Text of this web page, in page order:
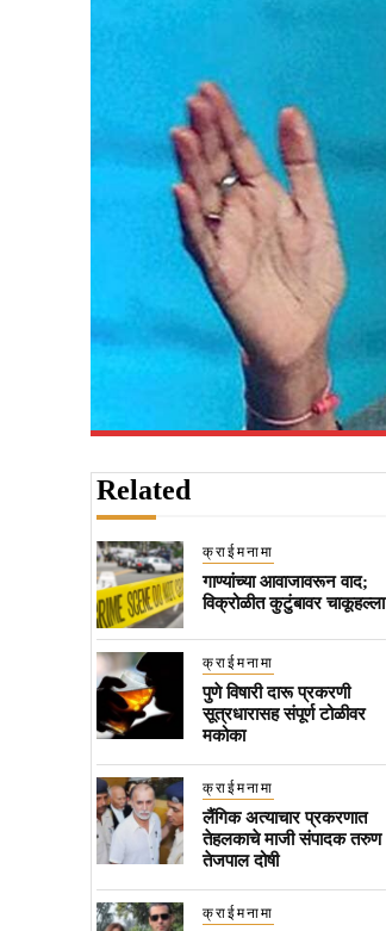
Related
क्राईमनामा
गाण्यांच्या आवाजावरून वाद;
विक्रोळीत कुटुंबावर चाकूहल्ला
क्राईमनामा
पुणे विषारी दारू प्रकरणी
सूत्रधारासह संपूर्ण टोळीवर
मकोका
क्राईमनामा
लैंगिक अत्याचार प्रकरणात
तेहलकाचे माजी संपादक तरुण
तेजपाल दोषी
क्राईमनामा